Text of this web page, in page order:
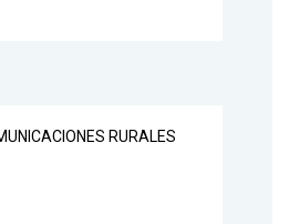
RURALES